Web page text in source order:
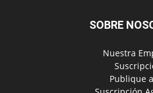
SOBRE
Nuestra
Publique